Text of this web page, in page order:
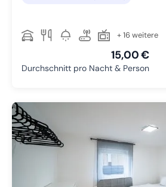
+ 16 weitere
15,00 €
Durchschnitt pro Nacht & Person